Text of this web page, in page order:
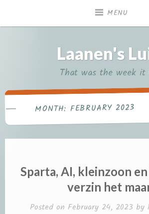
MENU
Laanen's
That was the week it
MONTH: FEBRUARY 2023
Sparta, AI, kleinzoon
verzin het
Posted on February 24, 2023 by